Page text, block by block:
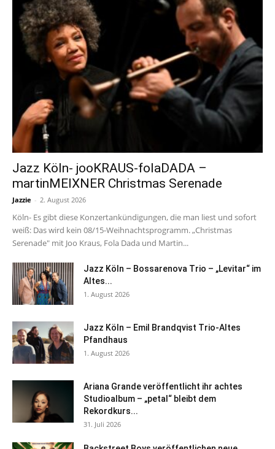
Jazz Köln- jooKRAUS-folaDADA –
martinMEIXNER Christmas Serenade
Jazzie - 2. August 2026
Köln- Es gibt diese Konzertankündigungen, die man liest und sofort
weiß: Das wird kein 08/15-Weihnachtsprogramm. „Christmas
Serenade" mit Joo Kraus, Fola Dada und Martin...
Jazz Köln – Bossarenova Trio – „Levitar“ im
Altes...
1. August 2026
Jazz Köln – Emil Brandqvist Trio-Altes
Pfandhaus
1. August 2026
Ariana Grande veröffentlicht ihr achtes
Studioalbum – „petal“ bleibt dem
Rekordkurs...
31. Juli 2026